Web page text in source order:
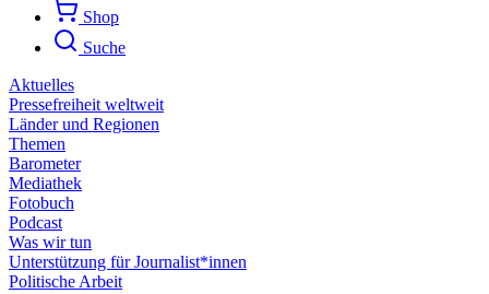
Shop
Suche
Aktuelles
Pressefreiheit weltweit
Länder und Regionen
Themen
Barometer
Mediathek
Fotobuch
Podcast
Was wir tun
Unterstützung für Journalist*innen
Politische Arbeit